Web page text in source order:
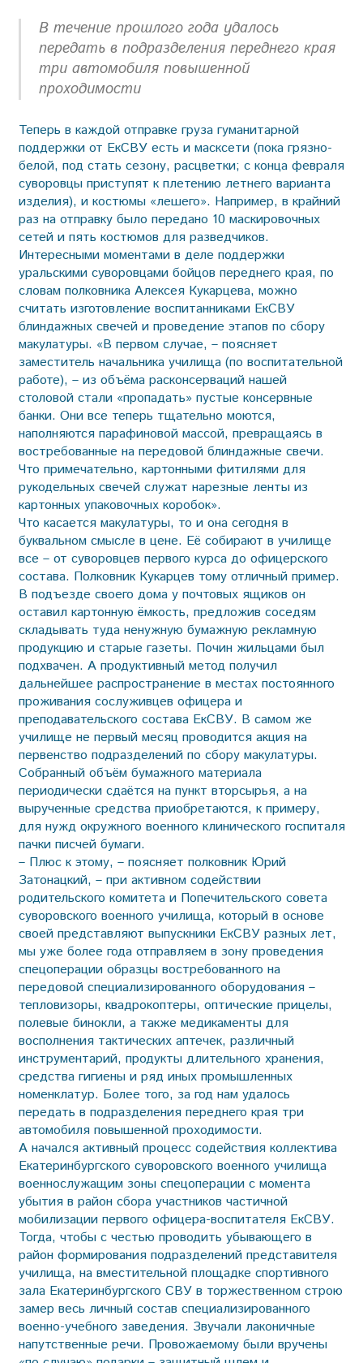
В течение прошлого года удалось
передать в подразделения переднего края
три автомобиля повышенной
проходимости
Теперь в каждой отправке груза гуманитарной
поддержки от ЕкСВУ есть и масксети (пока грязно-
белой, под стать сезону, расцветки; с конца февраля
суворовцы приступят к плетению летнего варианта
изделия), и костюмы «лешего». Например, в крайний
раз на отправку было передано 10 маскировочных
сетей и пять костюмов для разведчиков.
Интересными моментами в деле поддержки
уральскими суворовцами бойцов переднего края, по
словам полковника Алексея Кукарцева, можно
считать изготовление воспитанниками ЕкСВУ
блиндажных свечей и проведение этапов по сбору
макулатуры. «В первом случае, – поясняет
заместитель начальника училища (по воспитательной
работе), – из объёма расконсерваций нашей
столовой стали «пропадать» пустые консервные
банки. Они все теперь тщательно моются,
наполняются парафиновой массой, превращаясь в
востребованные на передовой блиндажные свечи.
Что примечательно, картонными фитилями для
рукодельных свечей служат нарезные ленты из
картонных упаковочных коробок».
Что касается макулатуры, то и она сегодня в
буквальном смысле в цене. Её собирают в училище
все – от суворовцев первого курса до офицерского
состава. Полковник Кукарцев тому отличный пример.
В подъезде своего дома у почтовых ящиков он
оставил картонную ёмкость, предложив соседям
складывать туда ненужную бумажную рекламную
продукцию и старые газеты. Почин жильцами был
подхвачен. А продуктивный метод получил
дальнейшее распространение в местах постоянного
проживания сослуживцев офицера и
преподавательского состава ЕкСВУ. В самом же
училище не первый месяц проводится акция на
первенство подразделений по сбору макулатуры.
Собранный объём бумажного материала
периодически сдаётся на пункт вторсырья, а на
вырученные средства приобретаются, к примеру,
для нужд окружного военного клинического госпиталя
пачки писчей бумаги.
– Плюс к этому, – поясняет полковник Юрий
Затонацкий, – при активном содействии
родительского комитета и Попечительского совета
суворовского военного училища, который в основе
своей представляют выпускники ЕкСВУ разных лет,
мы уже более года отправляем в зону проведения
спецоперации образцы востребованного на
передовой специализированного оборудования –
тепловизоры, квадрокоптеры, оптические прицелы,
полевые бинокли, а также медикаменты для
восполнения тактических аптечек, различный
инструментарий, продукты длительного хранения,
средства гигиены и ряд иных промышленных
номенклатур. Более того, за год нам удалось
передать в подразделения переднего края три
автомобиля повышенной проходимости.
А начался активный процесс содействия коллектива
Екатеринбургского суворовского военного училища
военнослужащим зоны спецоперации с момента
убытия в район сбора участников частичной
мобилизации первого офицера-воспитателя ЕкСВУ.
Тогда, чтобы с честью проводить убывающего в
район формирования подразделений представителя
училища, на вместительной площадке спортивного
зала Екатеринбургского СВУ в торжественном строю
замер весь личный состав специализированного
военно-учебного заведения. Звучали лаконичные
напутственные речи. Провожаемому были вручены